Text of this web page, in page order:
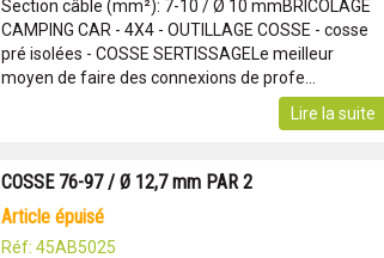
Section câble (mm²): 7-10 / Ø 10 mmBRICOLAGE
CAMPING CAR - 4X4 - OUTILLAGE COSSE - cosse
pré isolées - COSSE SERTISSAGELe meilleur
moyen de faire des connexions de profe...
Lire la suite
COSSE 76-97 / Ø 12,7 mm PAR 2
article épuisé
Réf: 45AB5025